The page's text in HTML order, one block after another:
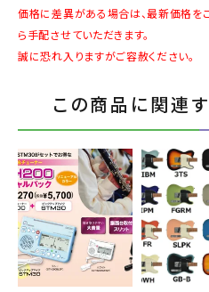
価格に差異がある場合は、最新価格を
ら手配させていただきます。
誠に恐れ入りますがご容赦ください。
この商品に関連